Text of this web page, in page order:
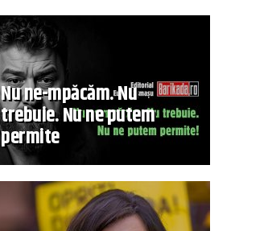
Nu ne-mpăcăm. Nu
trebuie. Nu ne putem
permite